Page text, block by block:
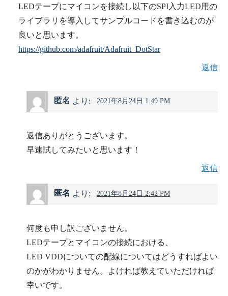
LEDテープにマイコンを接続し以下のSPI入力LED用の
ライブラリを導入してサンプルコードを書き込むのが
良いと思います。
https://github.com/adafruit/Adafruit_DotStar
返信
匿名 より: 2021年8月24日 1:49 PM
返信ありがとうございます。
早速試してみたいと思います！
返信
匿名 より: 2021年8月24日 2:42 PM
何度も申し訳ございません。
LEDテープとマイコンの接続における、
LED VDDについての配線についてはどうすればよい
のかがわかりません。よければ教えていただければ
幸いです。